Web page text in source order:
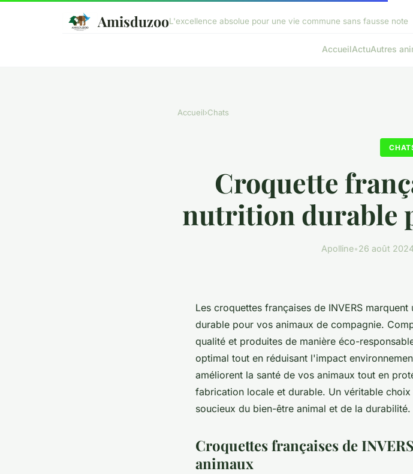
AmisduzooL'excellence absolue pour une vie commune sans fausse note
AccueilActuAutres
Accueil›Chats
Croquette
nutrition durable
Apolline•26 août
Les croquettes françaises de INVERS
durable pour vos animaux de compagnie.
qualité et produites de manière éco-
optimal tout en réduisant l'impact
améliorent la santé de vos animaux tout en
fabrication locale et durable. Un véritable
soucieux du bien-être animal et de la durabilité.
Croquettes françaises de
animaux